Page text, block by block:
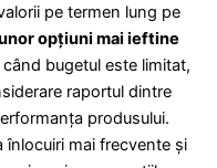
pe termen lung pe
opțiuni mai ieftine
bugetul este limitat,
raportul dintre
produsului.
mai frecvente și